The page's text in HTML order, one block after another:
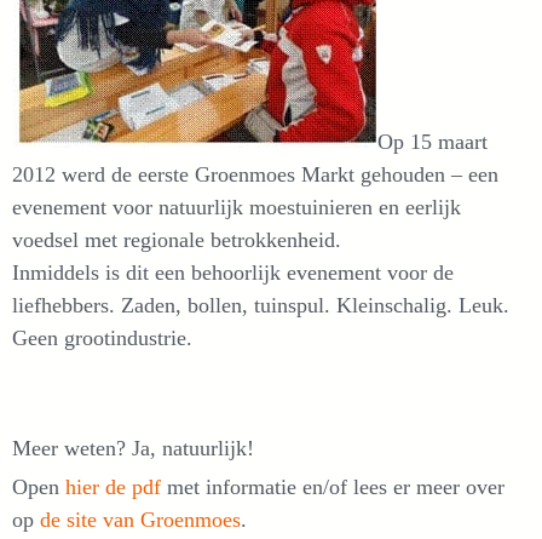
Op 15 maart
2012 werd de eerste Groenmoes Markt gehouden – een
evenement voor natuurlijk moestuinieren en eerlijk
voedsel met regionale betrokkenheid.
Inmiddels is dit een behoorlijk evenement voor de
liefhebbers. Zaden, bollen, tuinspul. Kleinschalig. Leuk.
Geen grootindustrie.
Meer weten? Ja, natuurlijk!
Open hier de pdf met informatie en/of lees er meer over
op de site van Groenmoes.